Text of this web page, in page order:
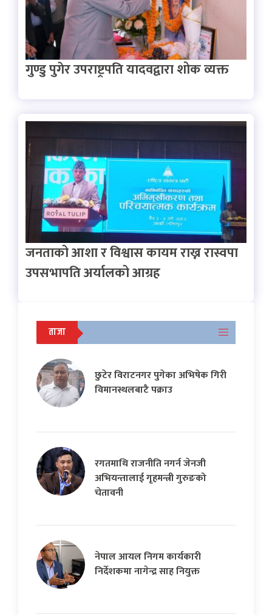
गुण्डु पुगेर उपराष्ट्रपति यादवद्वारा शोक व्यक्त
जनताको आशा र विश्वास कायम राख्न रास्वपा
उपसभापति अर्यालको आग्रह
ताजा
छुटेर विराटनगर पुगेका अभिषेक गिरी
विमानस्थलबाटै पक्राउ
रगतमाथि राजनीति नगर्न जेनजी
अभियन्तालाई गृहमन्त्री गुरुङको
चेतावनी
नेपाल आयल निगम कार्यकारी
निर्देशकमा नागेन्द्र साह नियुक्त